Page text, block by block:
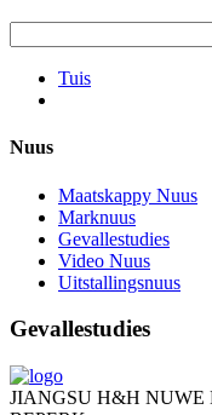
Tuis
Nuus
Maatskappy Nuus
Marknuus
Gevallestudies
Video Nuus
Uitstallingsnuus
Gevallestudies
JIANGSU H&H NUWE